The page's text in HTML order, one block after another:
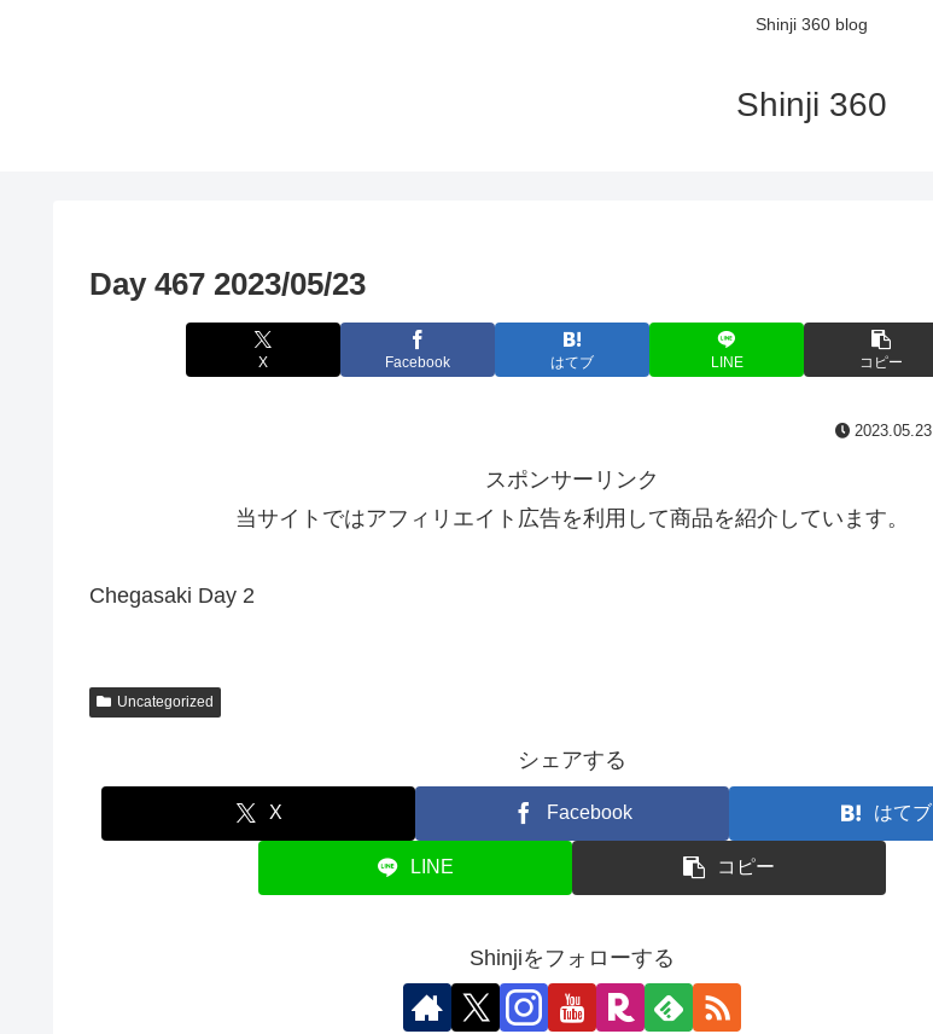
Shinji 360 blog
Shinji 360
Day 467 2023/05/23
X Facebook はてブ LINE コピー
2023.05.23
スポンサーリンク
当サイトではアフィリエイト広告を利用して商品を紹介しています。
Chegasaki Day 2
Uncategorized
シェアする
X Facebook はてブ
LINE コピー
Shinjiをフォローする